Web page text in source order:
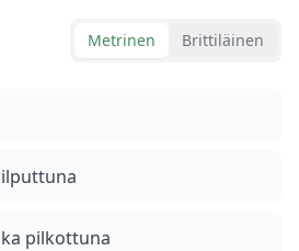
Metrinen Brittiläinen
pilkottuna